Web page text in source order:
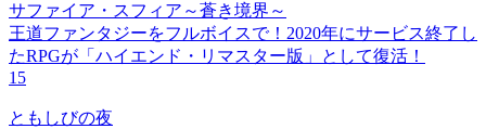
サファイア・スフィア～蒼き境界～
王道ファンタジーをフルボイスで！2020年にサービス終了し
たRPGが「ハイエンド・リマスター版」として復活！
15
ともしびの夜